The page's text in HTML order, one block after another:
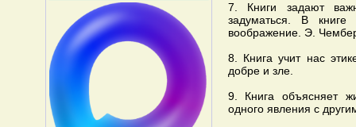
7. Книги задают
задуматься. В
воображение. Э.
8. Книга учит нас
добре и зле.
9. Книга объясняет
одного явления с